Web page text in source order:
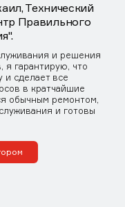
Технический
Правильного
и решения
я гарантирую, что
и сделает все
в кратчайшие
обычным ремонтом,
и готовы